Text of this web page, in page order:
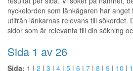
nyckelorden som länkägaren har
utifrån länkarnas relevans till sökordet.
sidor som är relevanta till din sökning
Sida 1 av 26
Sida: 1 | 2 | 3 | 4 | 5 | 6 | 7 | 8 | 9 | 10 |